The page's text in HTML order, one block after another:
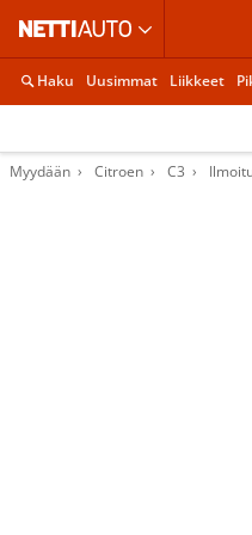
Haku Uusimmat Liikkeet
Myydään Citroen C3